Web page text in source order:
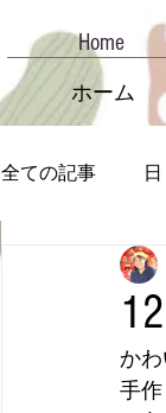
ホーム
Home
全ての記事
か
手